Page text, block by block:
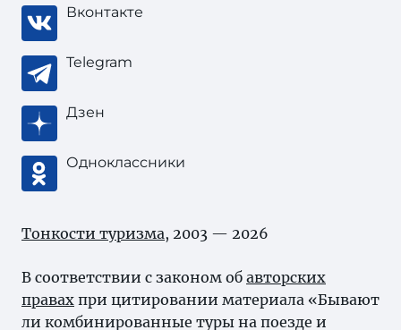
Вконтакте
Telegram
Дзен
Одноклассники
Тонкости туризма, 2003 — 2026
В соответствии с законом об авторских
правах при цитировании материала «Бывают
ли комбинированные туры на поезде и